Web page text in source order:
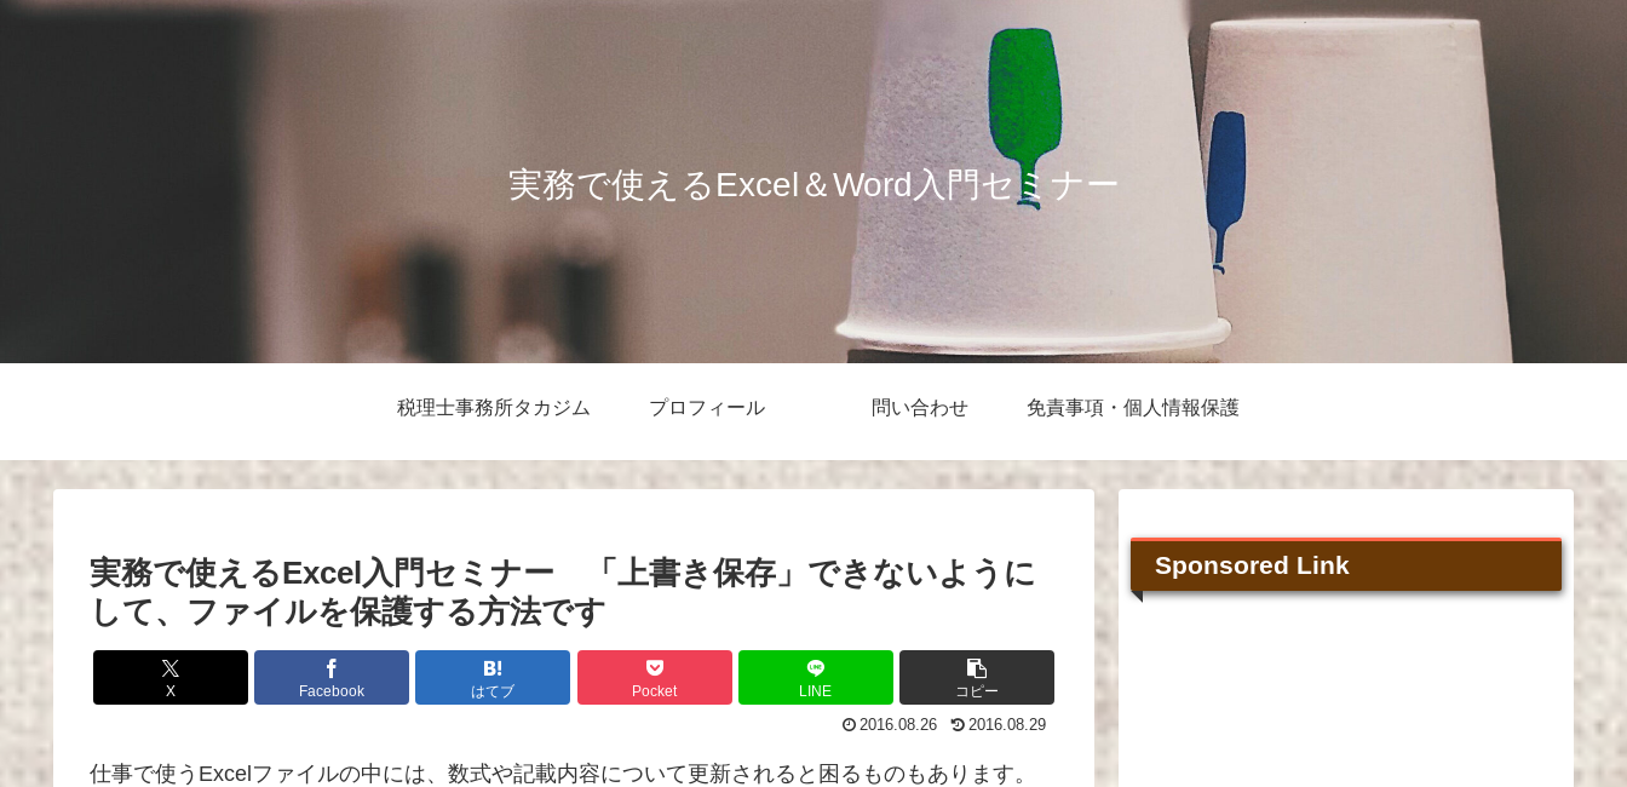
実務で使えるExcel＆Word入門セミナー
税理士事務所タカジム プロフィール 問い合わせ 免責事項・個人情報保護
実務で使えるExcel入門セミナー 「上書き保存」できないように
して、ファイルを保護する方法です
X Facebook はてブ Pocket LINE コピー
2016.08.26 2016.08.29
仕事で使うExcelファイルの中には、数式や記載内容について更新されると困るものもあります。
Sponsored Link